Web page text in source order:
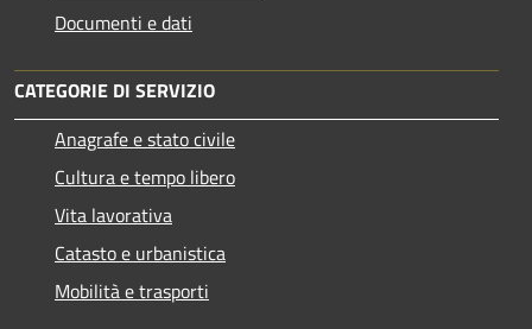
Documenti e dati
CATEGORIE DI SERVIZIO
Anagrafe e stato civile
Cultura e tempo libero
Vita lavorativa
Catasto e urbanistica
Mobilità e trasporti